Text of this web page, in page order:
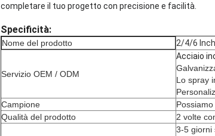
completare il tuo progetto con precisione e facilità.
Specificità:
Nome del prodotto 2/4/6
Servizio OEM / ODM
Acciaio
Lo spray
Campione
Qualità del prodotto
2 volte
3-5 giorni